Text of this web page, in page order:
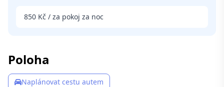
850 Kč / za pokoj za noc
Poloha
Naplánovat cestu autem